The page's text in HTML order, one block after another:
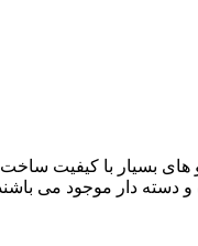
دسته دار موجود می